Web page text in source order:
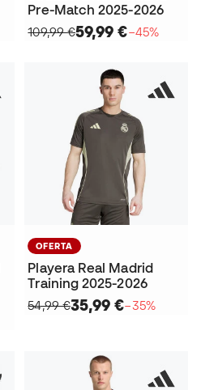
Pre-Match 2025-2026
109,99 €59,99 €−45%
OFERTA
Playera Real Madrid
Training 2025-2026
54,99 €35,99 €−35%